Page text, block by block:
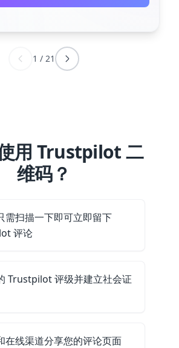
1 / 21
用 Trustpilot 二
维码？
需扫描一下即可立即留下
评论
Trustpilot 评级并建立社会证
在线渠道分享您的评论页面